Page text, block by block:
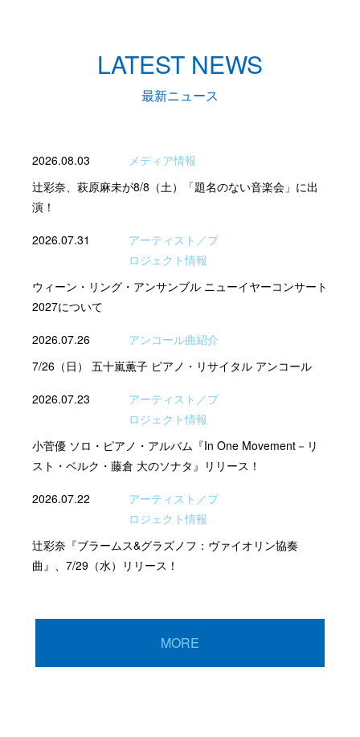
LATEST NEWS
最新ニュース
2026.08.03
メディア情報
辻彩奈、萩原麻未が8/8（土）「題名のない音楽会」に出
演！
2026.07.31
アーティスト／プ
ロジェクト情報
ウィーン・リング・アンサンブル ニューイヤーコンサート
2027について
2026.07.26
アンコール曲紹介
7/26（日） 五十嵐薫子 ピアノ・リサイタル アンコール
2026.07.23
アーティスト／プ
ロジェクト情報
小菅優 ソロ・ピアノ・アルバム『In One Movement－リ
スト・ベルク・藤倉 大のソナタ』リリース！
2026.07.22
アーティスト／プ
ロジェクト情報
辻彩奈『ブラームス&グラズノフ：ヴァイオリン協奏
曲』、7/29（水）リリース！
MORE